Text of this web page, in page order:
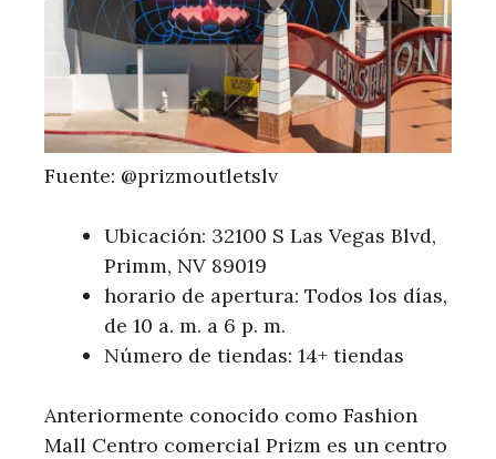
Fuente: @prizmoutletslv
Ubicación: 32100 S Las Vegas Blvd,
Primm, NV 89019
horario de apertura: Todos los días,
de 10 a. m. a 6 p. m.
Número de tiendas: 14+ tiendas
Anteriormente conocido como Fashion
Mall Centro comercial Prizm es un centro